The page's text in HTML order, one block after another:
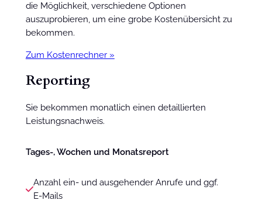
die Möglichkeit, verschiedene Optionen
auszuprobieren, um eine grobe Kostenübersicht zu
bekommen.
Zum Kostenrechner »
Reporting
Sie bekommen monatlich einen detaillierten
Leistungsnachweis.
Tages-, Wochen und Monatsreport
Anzahl ein- und ausgehender Anrufe und ggf.
E-Mails